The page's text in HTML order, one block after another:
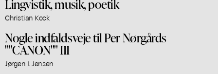
Lingvistik, musik, poetik
Christian Kock
Nogle indfaldsveje til Per Nørgårds
""CANON"" III
Jørgen I. Jensen